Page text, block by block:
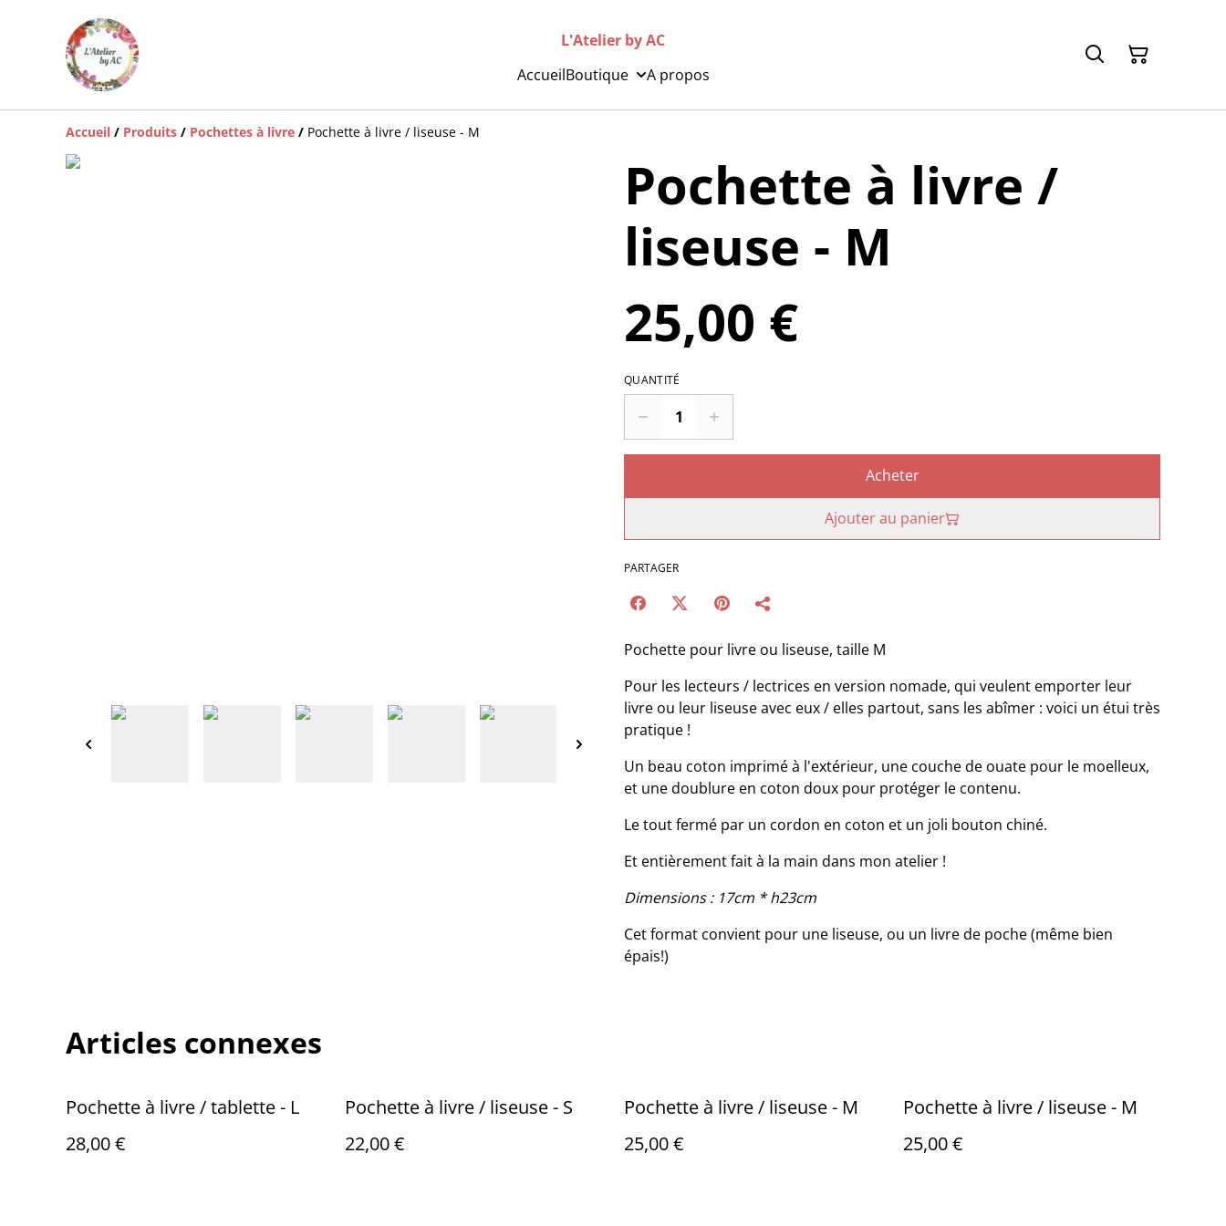
L'Atelier by AC
AccueilBoutique A propos
Accueil / Produits / Pochettes à livre / Pochette à livre / liseuse - M
Pochette à livre /
liseuse - M
25,00 €
QUANTITÉ
Acheter
Ajouter au panier
PARTAGER
Pochette pour livre ou liseuse, taille M
Pour les lecteurs / lectrices en version nomade, qui veulent emporter leur
livre ou leur liseuse avec eux / elles partout, sans les abîmer : voici un étui très
pratique !
Un beau coton imprimé à l'extérieur, une couche de ouate pour le moelleux,
et une doublure en coton doux pour protéger le contenu.
Le tout fermé par un cordon en coton et un joli bouton chiné.
Et entièrement fait à la main dans mon atelier !
Dimensions : 17cm * h23cm
Cet format convient pour une liseuse, ou un livre de poche (même bien
épais!)
Articles connexes
Pochette à livre / tablette - L
28,00 €
Pochette à livre / liseuse - S
22,00 €
Pochette à livre / liseuse - M
25,00 €
Pochette à livre / liseuse - M
25,00 €